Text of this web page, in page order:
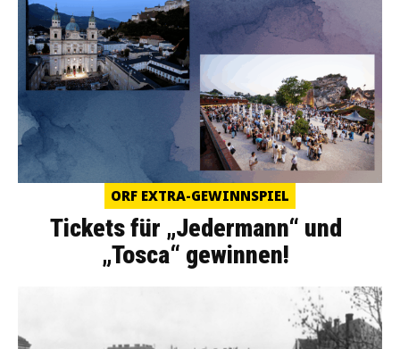
ORF EXTRA-GEWINNSPIEL
Tickets für „Jedermann“ und
„Tosca“ gewinnen!